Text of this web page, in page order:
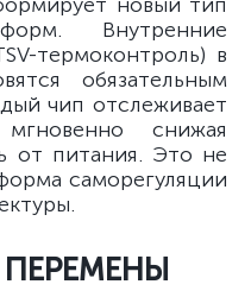
Внутренние
термоконтроль) в
обязательным
чип отслеживает
снижая
от питания. Это не
саморегуляции